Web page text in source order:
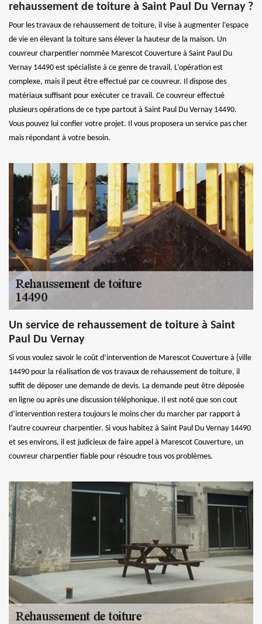
rehaussement de toiture à Saint Paul Du Vernay ?
Pour les travaux de rehaussement de toiture, il vise à augmenter l’espace
de vie en élevant la toiture sans élever la hauteur de la maison. Un
couvreur charpentier nommée Marescot Couverture à Saint Paul Du
Vernay 14490 est spécialiste à ce genre de travail. L’opération est
complexe, mais il peut être effectué par ce couvreur. Il dispose des
matériaux suffisant pour exécuter ce travail. Ce couvreur effectué
plusieurs opérations de ce type partout à Saint Paul Du Vernay 14490.
Vous pouvez lui confier votre projet. Il vous proposera un service pas cher
mais répondant à votre besoin.
Un service de rehaussement de toiture à Saint
Paul Du Vernay
Si vous voulez savoir le coût d’intervention de Marescot Couverture à {ville
14490 pour la réalisation de vos travaux de rehaussement de toiture, il
suffit de déposer une demande de devis. La demande peut être déposée
en ligne ou après une discussion téléphonique. Il est noté que son cout
d’intervention restera toujours le moins cher du marcher par rapport à
l’autre couvreur charpentier. Si vous habitez à Saint Paul Du Vernay 14490
et ses environs, il est judicieux de faire appel à Marescot Couverture, un
couvreur charpentier fiable pour résoudre tous vos problèmes.